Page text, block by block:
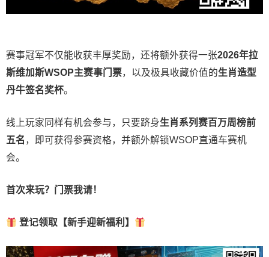
赛事冠军不仅能收获丰厚奖励，还将额外获得一张2026年拉
斯维加斯WSOP主赛事门票，以及极具收藏价值的生肖造型
丹牛签名奖杯。
线上玩家同样有机会参与，只要跻身生肖系列赛百万周榜前
五名 ，即可获得参赛资格，并额外解锁WSOP直通车赛机
会。
首次来玩？门票我请！
登记领取【新手迎新福利】